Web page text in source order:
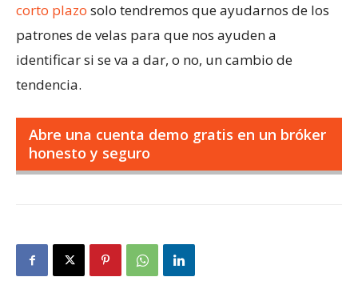
corto plazo solo tendremos que ayudarnos de los
patrones de velas para que nos ayuden a
identificar si se va a dar, o no, un cambio de
tendencia.
Abre una cuenta demo gratis en un bróker
honesto y seguro